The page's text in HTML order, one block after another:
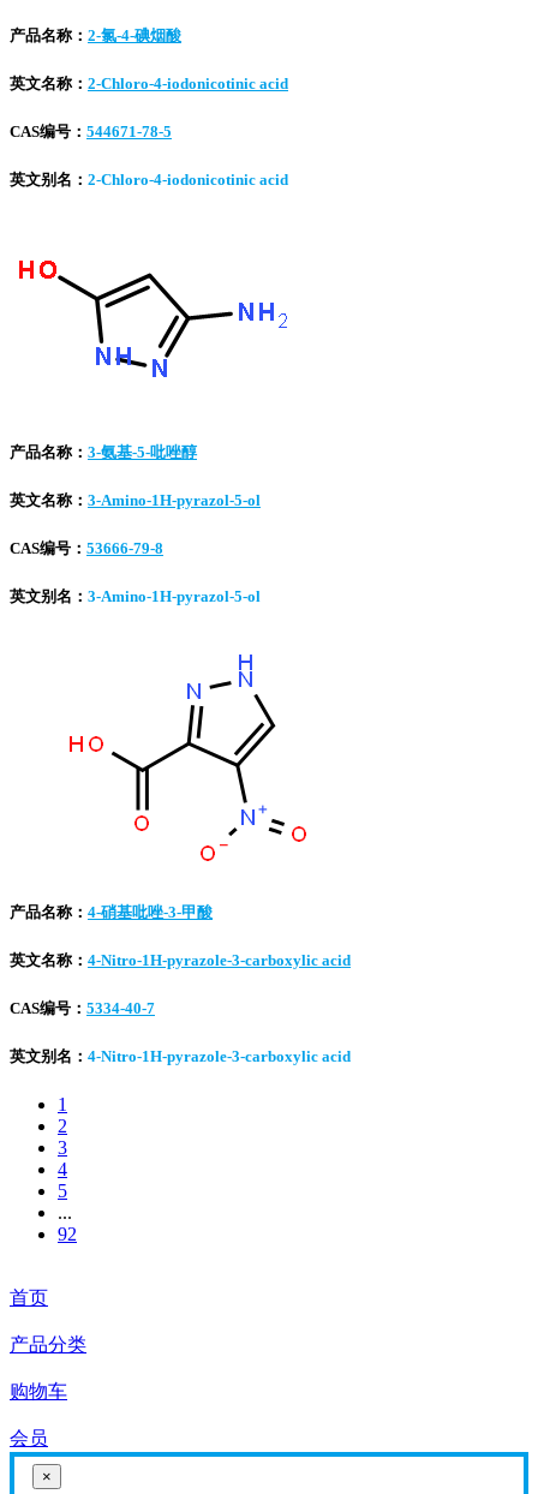
产品名称： 2-氯-4-碘烟酸
英文名称： 2-Chloro-4-iodonicotinic acid
CAS编号： 544671-78-5
英文别名： 2-Chloro-4-iodonicotinic acid
产品名称： 3-氨基-5-吡唑醇
英文名称： 3-Amino-1H-pyrazol-5-ol
CAS编号： 53666-79-8
英文别名： 3-Amino-1H-pyrazol-5-ol
产品名称： 4-硝基吡唑-3-甲酸
英文名称： 4-Nitro-1H-pyrazole-3-carboxylic acid
CAS编号： 5334-40-7
英文别名： 4-Nitro-1H-pyrazole-3-carboxylic acid
1
2
3
4
5
...
92
首页
产品分类
购物车
会员
×